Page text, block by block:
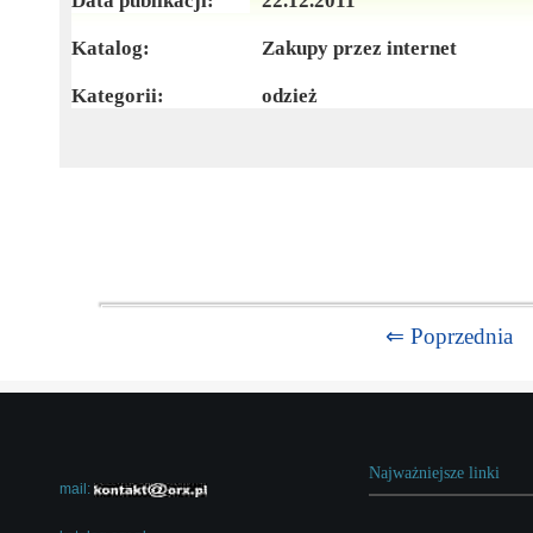
Katalog: Zakupy przez internet
Kategorii: odzież
⇐ Poprzednia
mail:
Najważniejsze linki